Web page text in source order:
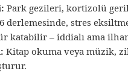
Park gezileri, kortizolü
derlemesinde, stres
katabilir – iddialı ama
Kitap okuma veya müzik,